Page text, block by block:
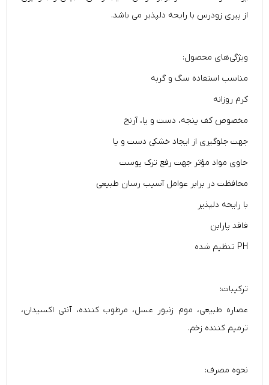
از پیری زودرس با رایحه دلپذیر می باشد.
ویژگی‌های محصول:
مناسب استفاده سگ و گربه
کرم روزانه
مخصوص کف پنجه، دست و پا، آرنج
جهت جلوگیری از ایجاد خشکی دست و پا
حاوی مواد مؤثر جهت رفع ترک پوست
محافظت در برابر عوامل آسیب رسان طبیعی
با رایحه دلپذیر
فاقد پارابن
PH تنظیم شده
ترکیبات:
عصاره طبیعی، موم زنبور عسل، مرطوب کننده، آنتی اکسیدان،
ترمیم کننده زخم.
نحوه مصرف: